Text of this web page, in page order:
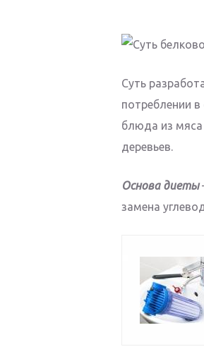
Суть
потреблении
блюда из
деревьев.
Основа диеты
замена